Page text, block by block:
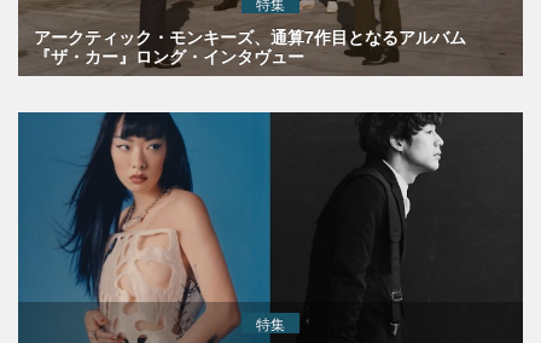
アークティック・モンキーズ、通算7作目となるアルバム
『ザ・カー』ロング・インタヴュー
特集